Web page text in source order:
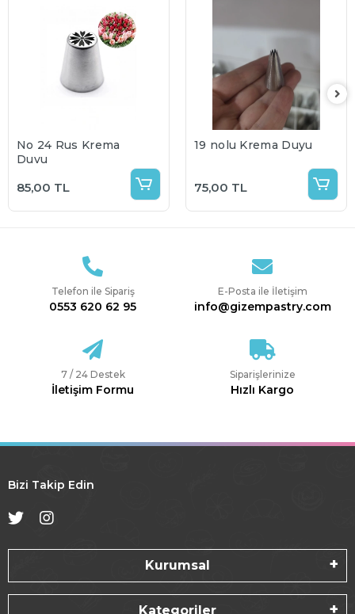
No 24 Rus Krema
Duyu
85,00 TL
19 nolu Krema Duyu
75,00 TL
Telefon ile Sipariş
0553 620 62 95
E-Posta ile İletişim
info@gizempastry.com
7 / 24 Destek
İletişim Formu
Siparişlerinize
Hızlı Kargo
Bizi Takip Edin
Kurumsal
Kategoriler